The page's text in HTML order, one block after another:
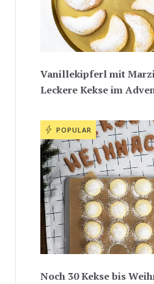
Vanillekipferl mit
Leckere Kekse im
POPULAR
Noch 30 Kekse bis